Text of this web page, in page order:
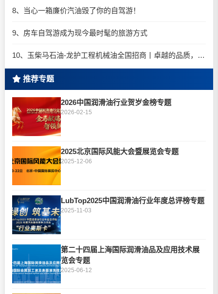
8、当心一箱廉价汽油毁了你的自驾游！
9、房车自驾游成为现今最时髦的旅游方式
10、玉柴马石油-龙护工程机械油全国招商丨卓越的品质，专业的品牌！
推荐专题
2026中国润滑油行业贺岁金榜专题
2026-02-15
2025北京国际风能大会暨展览会专题
2025-12-06
LubTop2025中国润滑油行业年度总评榜专题
2025-11-03
第二十四届上海国际润滑油品及应用技术展
览会专题
2025-06-12